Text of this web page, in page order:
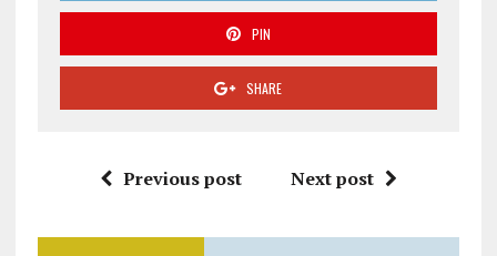
PIN
SHARE
Previous post Next post